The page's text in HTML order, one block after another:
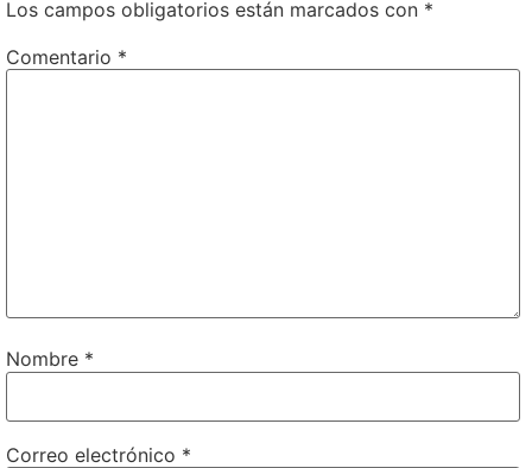
Los campos obligatorios están marcados con *
Comentario *
Nombre *
Correo electrónico *